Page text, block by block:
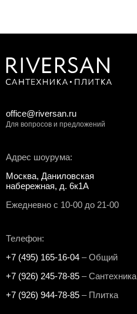
Адрес шоурума:
Москва, Даниловская
набережная, д. 6к1А
Ежедневно с 10-00 до 21-00
Телефон:
+7 (495) 165-16-04 – Общий
+7 (926) 245-78-85 – Сантехника
+7 (926) 944-78-85 – Плитка
office@riversan.ru
Для вопросов и предложений